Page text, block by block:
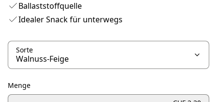
Ballaststoffquelle
Idealer Snack für unterwegs
Sorte
Menge